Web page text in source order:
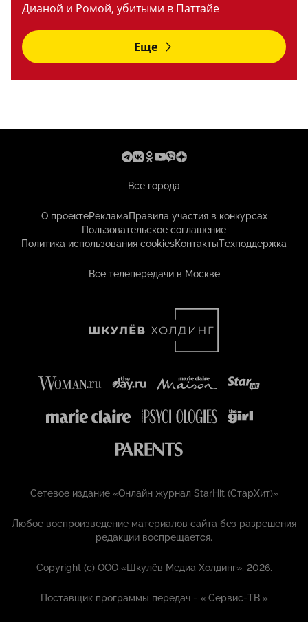
Дианой и Ромой, убитыми в Паттайе
Еще
Все города
О проектеРекламаПравила участия в конкурсах
Пользовательское соглашение
Политика использования cookiesКонтактыТехподдержка
Все телепередачи в Москве
Сетевое издание «Онлайн журнал StarHit (СтарХит)»
Любое воспроизведение материалов сайта без разрешения
редакции воспрещается.
Copyright (с) ООО «Шкулёв Медиа Холдинг», 2026.
Поставщик программы передач - «Сервис-ТВ »